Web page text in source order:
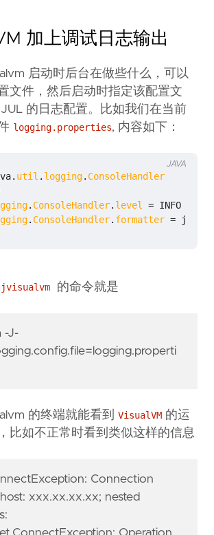
加上调试日志输出
启动时后台在做些什么，可以
文件，然后启动时指定该配置文
的日志配置。比如我们在当前
logging.properties, 内容如下：
. util . logging. ConsoleHandler
. ConsoleHandler. level = INFO
. ConsoleHandler. formatter = java
JAVA
jvisualvm 的命令就是
-J-
的终端就能看到 VisualVM 的运
比如不正常时看到类似这样的信息
Connection
xxx.xx.xx.xx; nested